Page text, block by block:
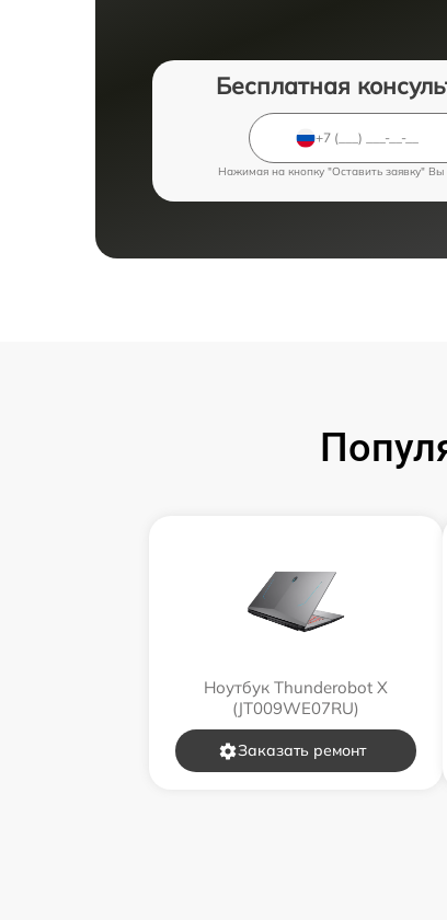
Бесплатная
Нажимая на кнопку "Оставить заявку" Вы
Ноутбук Thunderobot X
(JT009WE07RU)
Заказать ремонт